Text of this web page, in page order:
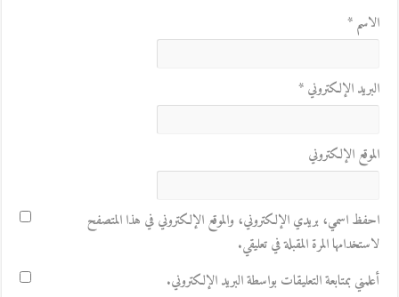
الاسم*
البريد الإلكتروني*
الموقع الإلكتروني
احفظ اسمي، بريدي الإلكتروني، والموقع الإلكتروني في هذا المتصفح
لاستخدامها المرة المقبلة في تعليقي.
أعلمني بمتابعة التعليقات بواسطة البريد الإلكتروني.